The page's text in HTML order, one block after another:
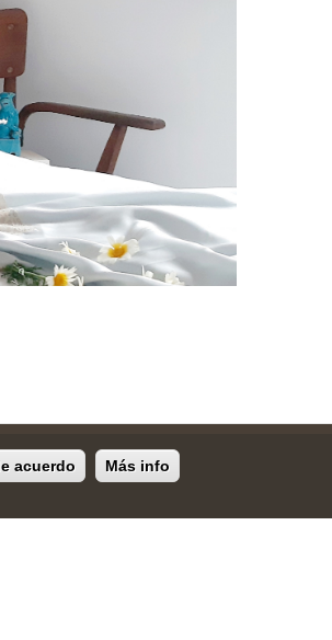
cosas bonitas y
acuerdo Más info